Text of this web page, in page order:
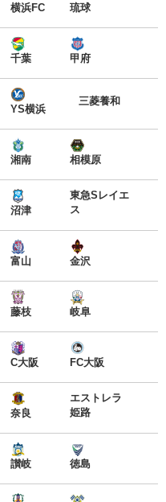
横浜FC 琉球
千葉 甲府
YS横浜
三菱養和
湘南 相模原
沼津
東急Sレイエ
ス
富山 金沢
藤枝 岐阜
C大阪 FC大阪
奈良
エストレラ
姫路
讃岐 徳島